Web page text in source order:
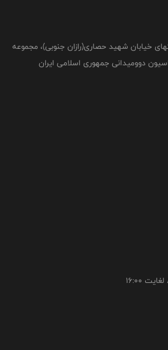
خیابان شهید حصاری(رازان جنوبی)، مجموعه
دوومیدانی جمهوری اسلامی ایران